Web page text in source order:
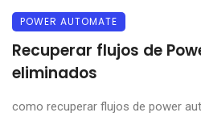
POWER AUTOMATE
Recuperar flujos de
eliminados
como recuperar flujos de power